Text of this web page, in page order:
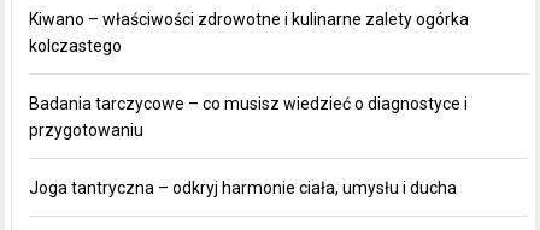
Kiwano – właściwości zdrowotne i kulinarne zalety ogórka
kolczastego
Badania tarczycowe – co musisz wiedzieć o diagnostyce i
przygotowaniu
Joga tantryczna – odkryj harmonie ciała, umysłu i ducha